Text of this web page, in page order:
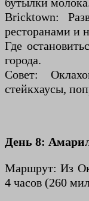
Bricktown:
ресторанами и
Где
города.
Совет:
стейкхаусы,
День 8:
Маршрут: Из
4 часов (260